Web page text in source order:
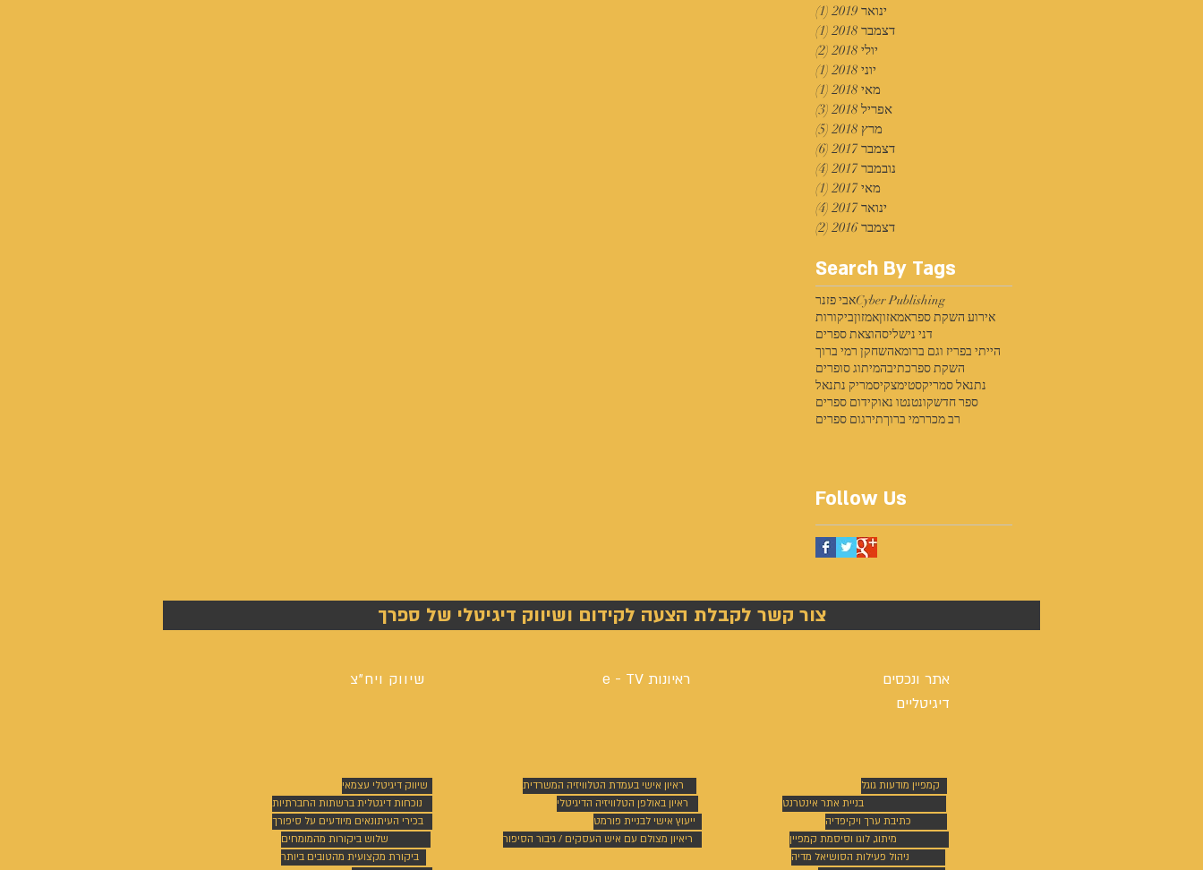
ינואר 2019
(1)
דצמבר 2018
(1)
יולי 2018
(2)
יוני 2018
(1)
מאי 2018
(1)
אפריל 2018
(3)
מרץ 2018
(5)
דצמבר 2017
(6)
נובמבר 2017
(4)
מאי 2017
(1)
ינואר 2017
(4)
דצמבר 2016
(2)
Search By Tags
Cyber Publishingאבי פזנר
אירוע השקת ספראמאזוןאמזוןביקורות
דני נישליסהוצאת ספרים
הייתי בפריז וגם ברומאהשחקן רמי ברוך
השקת ספרכתיבהמיתוג סופרים
נתנאל סמריקסטימצקיסמריק נתנאל
ספר חדשקונטנטו נאוקידום ספרים
רב מכררמי ברוךתירגום ספרים
Follow Us
צור קשר לקבלת הצעה לקידום ושיווק דיגיטלי של ספרך
שיווק ויח"צ
שיווק דיגיטלי עצמאי
נוכחות דיגטלית ברשתות החברתיות
בכירי העיתונאים מיודעים על סיפורך
שלוש ביקורות מהמומחים
ראיונות e - TV
ראיון אישי בעמדת הטלוויזיה המשרדית
ראיון באולפן הטלוויזיה הדיגיטלי
ייעוץ אישי לבניית פורמט
ריאיון מצולם עם איש העסקים / גיבור הסיפור
ביקורת מקצועית מהטובים ביותר
אתר ונכסים
דיגיטליים
קמפיין מודעות גוגל
בניית אתר אינטרנט
כתיבת ערך ויקיפדיה
מיתוג, לוגו וסיסמת קמפיין
ניהול פעילות הסושיאל מדיה